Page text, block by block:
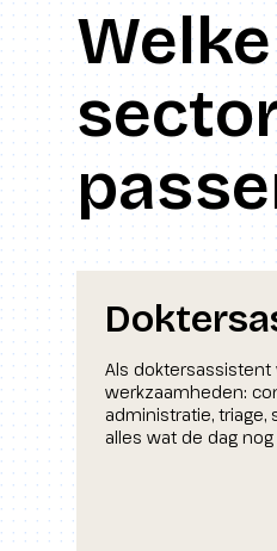
Als doktersassistent
werkzaamheden:
administratie,
alles wat de dag